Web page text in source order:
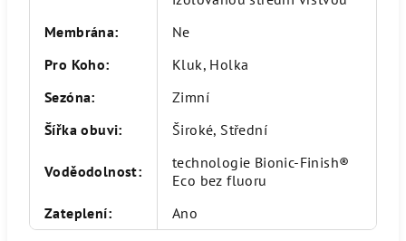
Membrána:
Ne
Pro Koho:
Kluk, Holka
Sezóna:
Zimní
Šířka obuvi: Široké, Střední
Voděodolnost:
technologie Bionic-Finish®
Eco bez fluoru
Zateplení: Ano